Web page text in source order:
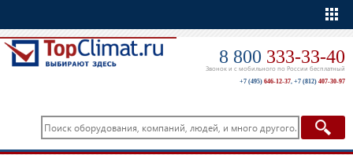
8 800 333-33-40
Звонок и с мобильного по России бесплатный
+7 (495) 646-12-37, +7 (812) 407-30-97